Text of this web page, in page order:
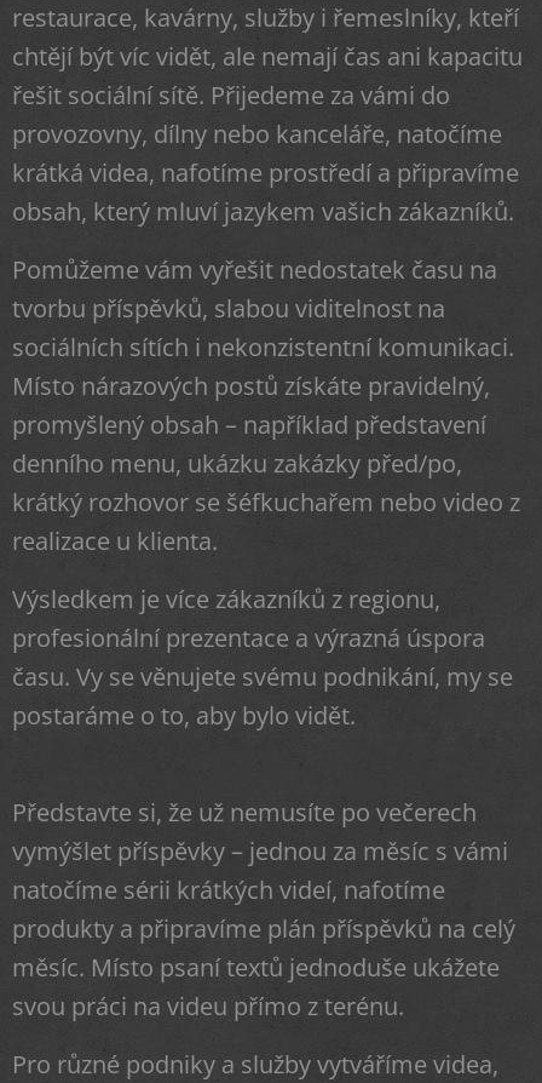
restaurace, kavárny, služby i řemeslníky, kteří
chtějí být víc vidět, ale nemají čas ani kapacitu
řešit sociální sítě. Přijedeme za vámi do
provozovny, dílny nebo kanceláře, natočíme
krátká videa, nafotíme prostředí a připravíme
obsah, který mluví jazykem vašich zákazníků.
Pomůžeme vám vyřešit nedostatek času na
tvorbu příspěvků, slabou viditelnost na
sociálních sítích i nekonzistentní komunikaci.
Místo nárazových postů získáte pravidelný,
promyšlený obsah – například představení
denního menu, ukázku zakázky před/po,
krátký rozhovor se šéfkuchařem nebo video z
realizace u klienta.
Výsledkem je více zákazníků z regionu,
profesionální prezentace a výrazná úspora
času. Vy se věnujete svému podnikání, my se
postaráme o to, aby bylo vidět.
Představte si, že už nemusíte po večerech
vymýšlet příspěvky – jednou za měsíc s vámi
natočíme sérii krátkých videí, nafotíme
produkty a připravíme plán příspěvků na celý
měsíc. Místo psaní textů jednoduše ukážete
svou práci na videu přímo z terénu.
Pro různé podniky a služby vytváříme videa,